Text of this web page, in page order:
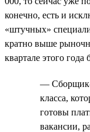
конечно, есть и
«штучных»
кратно выше
квартале этого
— Сборщик-
класса,
готовы
вакансии,